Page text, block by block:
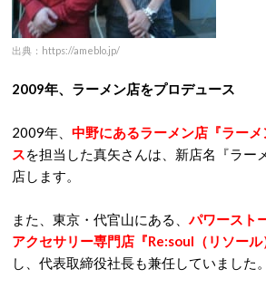
出典：https://ameblo.jp/
2009年、ラーメン店をプロデュース
2009年、 中野にあるラーメン店『ラー
スを担当した真矢さんは、新店名『ラー
店します。
また、東京・代官山にある、パワースト
アクセサリー専門店『Re:soul（リソー
し、代表取締役社長も兼任していました。